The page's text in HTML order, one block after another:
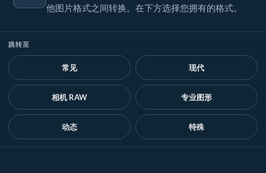
格式转换他图片格式之间转换。在下方选择您拥有的格式。
跳转至
常见 现代
相机 RAW 专业图形
动态 特殊